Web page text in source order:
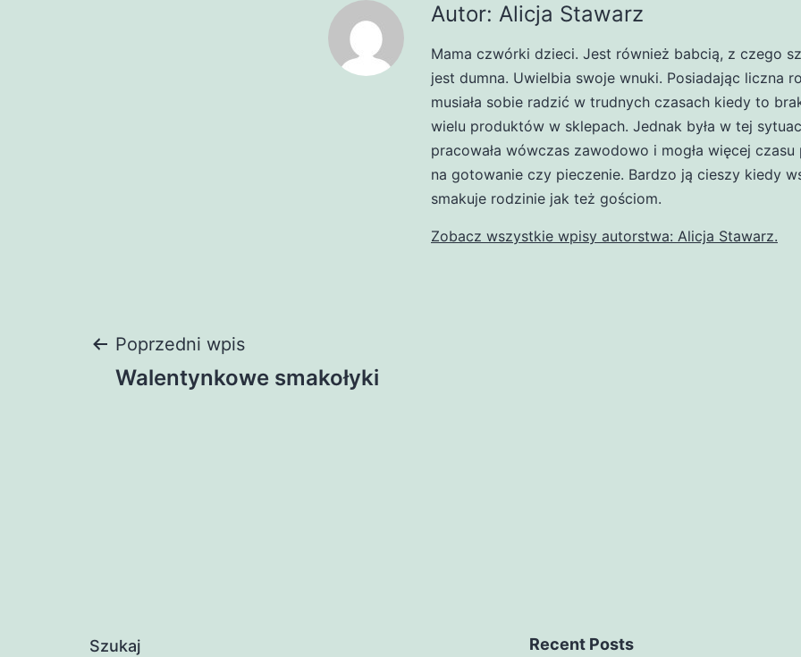
Autor: Alicja Stawarz
Mama czwórki dzieci. Jest również babcią, z czego
jest dumna. Uwielbia swoje wnuki. Posiadając liczna
musiała sobie radzić w trudnych czasach kiedy to
wielu produktów w sklepach. Jednak była w tej
pracowała wówczas zawodowo i mogła więcej czasu
na gotowanie czy pieczenie. Bardzo ją cieszy kiedy
smakuje rodzinie jak też gościom.
Zobacz wszystkie wpisy autorstwa: Alicja Stawarz.
Nawigacja
Poprzedni wpis
Walentynkowe smakołyki
Szukaj Recent Posts